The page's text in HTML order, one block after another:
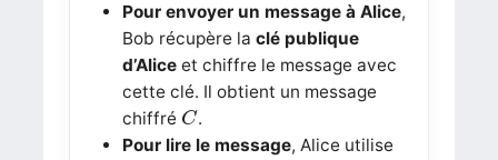
Pour envoyer un message à Alice,
Bob récupère la clé publique
d’Aliceet chiffre le message avec
cette clé. Il obtient un message
chiffré C
C.
Pour lire le message, Alice utilise